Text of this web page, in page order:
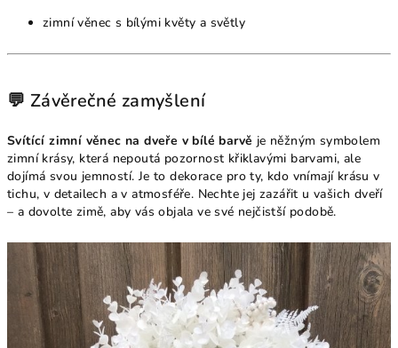
zimní věnec s bílými květy a světly
💬 Závěrečné zamyšlení
Svítící zimní věnec na dveře v bílé barvě je něžným symbolem
zimní krásy, která nepoutá pozornost křiklavými barvami, ale
dojímá svou jemností. Je to dekorace pro ty, kdo vnímají krásu v
tichu, v detailech a v atmosféře. Nechte jej zazářit u vašich dveří
– a dovolte zimě, aby vás objala ve své nejčistší podobě.